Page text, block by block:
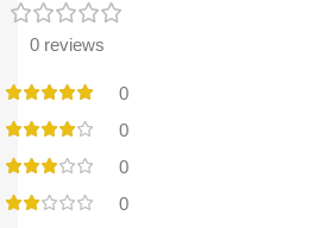
0 reviews
0
0
0
0